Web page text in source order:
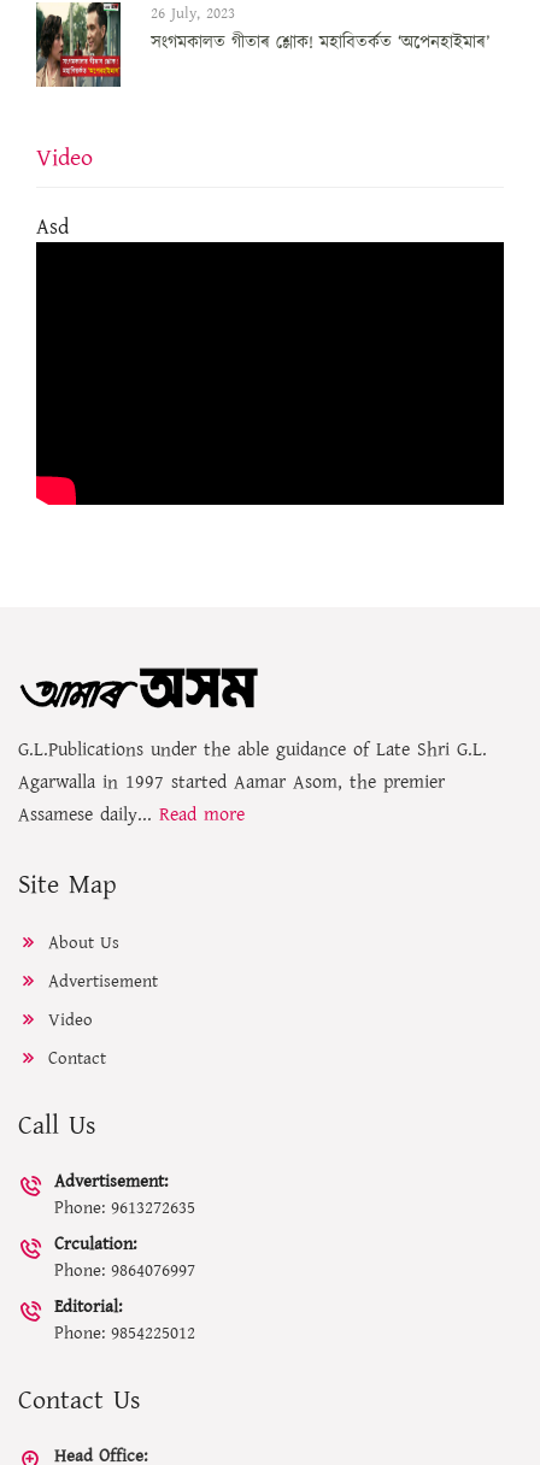
26 July, 2023
সংগমকালত গীতাৰ শ্লোক! মহাবিতৰ্কত ‘অপেনহাইমাৰ’
Video
Asd
G.L.Publications under the able guidance of Late Shri G.L.
Agarwalla in 1997 started Aamar Asom, the premier
Assamese daily... Read more
Site Map
About Us
Advertisement
Video
Contact
Call Us
Advertisement:
Phone: 9613272635
Crculation:
Phone: 9864076997
Editorial:
Phone: 9854225012
Contact Us
Head Office: